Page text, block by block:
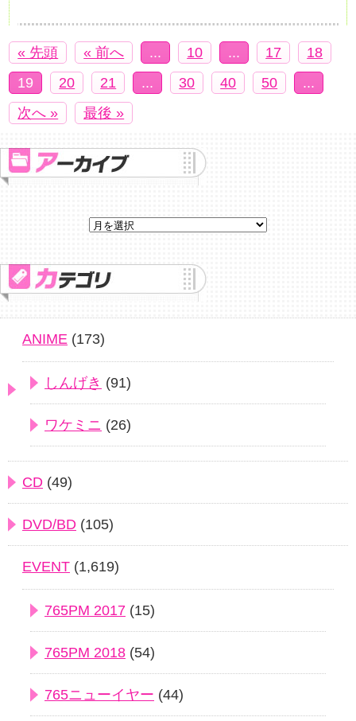
« 先頭 « 前へ ... 10 ... 17
18
19
20 21 ... 30 40 50
...
次へ »
最後 »
ANIME (173)
しんげき (91)
ワケミニ (26)
CD (49)
DVD/BD (105)
EVENT (1,619)
765PM 2017 (15)
765PM 2018 (54)
765ニューイヤー (44)